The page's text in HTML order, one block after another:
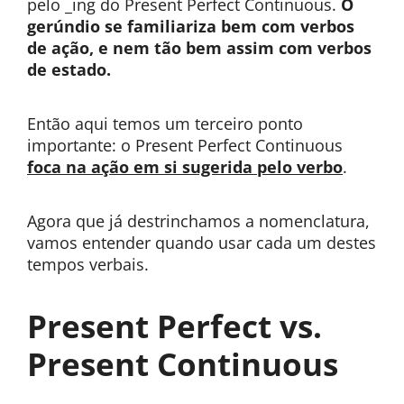
pelo _ing do Present Perfect Continuous. O
gerúndio se familiariza bem com verbos
de ação, e nem tão bem assim com verbos
de estado.
Então aqui temos um terceiro ponto
importante: o Present Perfect Continuous
foca na ação em si sugerida pelo verbo.
Agora que já destrinchamos a nomenclatura,
vamos entender quando usar cada um destes
tempos verbais.
Present Perfect vs.
Present Continuous